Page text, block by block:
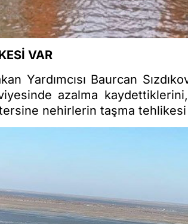
VAR
Yardımcısı Baurcan
azalma
nehirlerin taşma